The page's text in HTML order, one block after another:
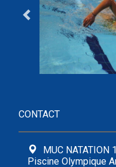
CONTACT
MUC
Piscine Olympique